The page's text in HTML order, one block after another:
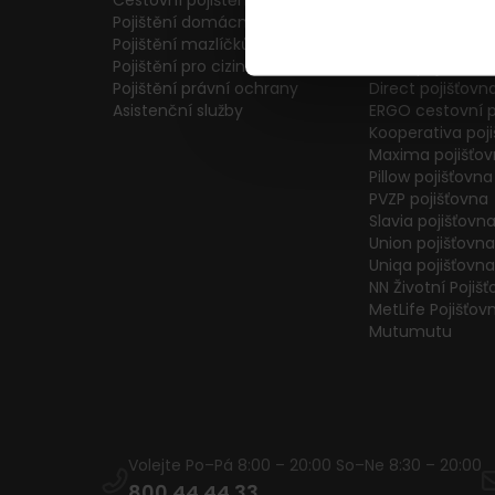
Pojištění domácnosti
Pojištění mazlíčků
Pojištění pro cizince
Pojištění právní ochrany
Asistenční služby
Direct
ERGO cestovní
Kooperativa
Maxima
Pillow pojišťovna
PVZP pojišťovna
Slavia pojišťovna
Union pojišťovna
Uniqa pojišťovna
NN Životní
MetLife
Mutumutu
Volejte Po–Pá 8:00 – 20:00 So–Ne 8:30 – 20:00